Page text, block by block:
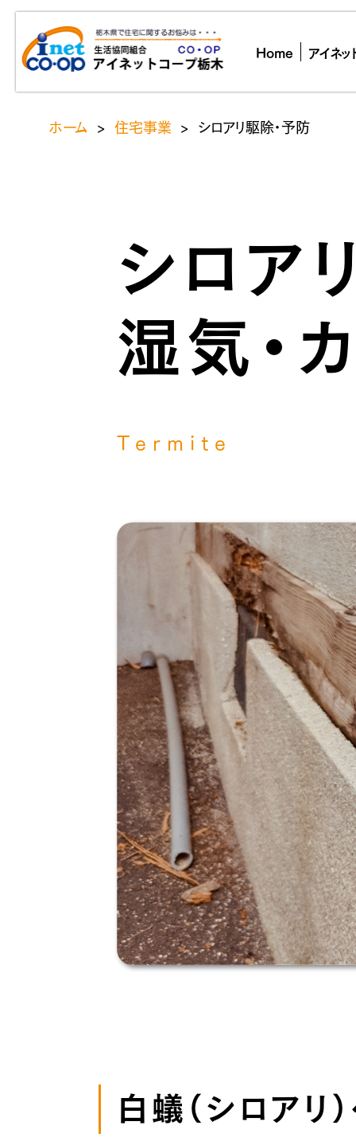
Home アイネ
ホーム > 住宅事業 > シロアリ駆除・予防
シロア
湿気・
Termite
白蟻（シロアリ